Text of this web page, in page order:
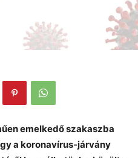
emelkedő szakaszba
a koronavírus-járvány